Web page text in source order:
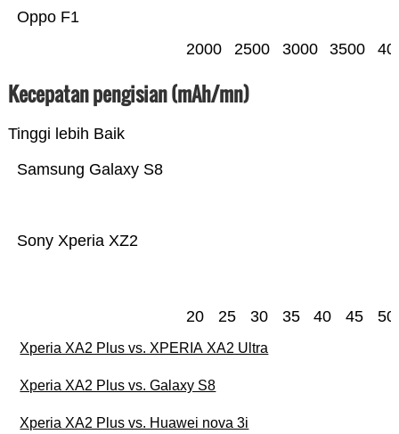
Oppo F1
2000 2500 3000 3500
Kecepatan pengisian (mAh/mn)
Tinggi lebih Baik
Sony Xperia XZ2
Samsung Galaxy S8
20 25 30 35 40 45 50
Xperia XA2 Plus vs. XPERIA XA2 Ultra
Xperia XA2 Plus vs. Galaxy S8
Xperia XA2 Plus vs. Huawei nova 3i